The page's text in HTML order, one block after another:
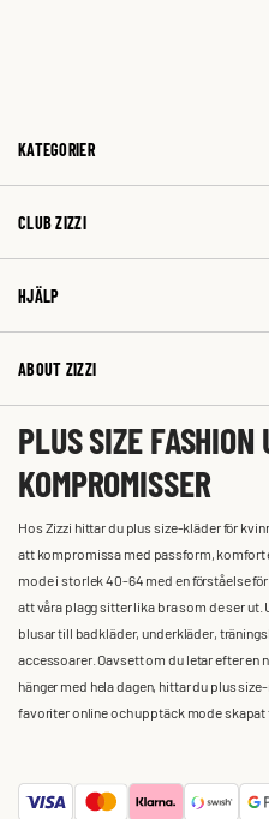
KATEGORIER
CLUB ZIZZI
HJÄLP
ABOUT ZIZZI
PLUS SIZE FASHION
KOMPROMISSER
Hos Zizzi hittar du plus size-kläder för
att kompromissa med passform, komfort
mode i storlek 40-64 med en förståelse
att våra plagg sitter lika bra som de ser
blusar till badkläder, underkläder,
accessoarer. Oavsett om du letar efter
hänger med hela dagen, hittar du plus
favoriter online och upptäck mode skapat